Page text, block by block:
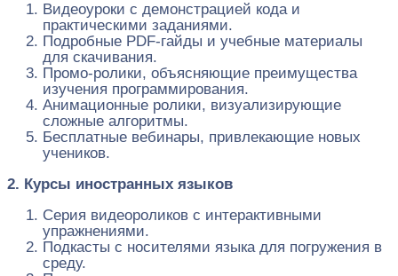
Видеоуроки с демонстрацией кода и
практическими заданиями.
Подробные PDF-гайды и учебные материалы
для скачивания.
Промо-ролики, объясняющие преимущества
изучения программирования.
Анимационные ролики, визуализирующие
сложные алгоритмы.
Бесплатные вебинары, привлекающие новых
учеников.
2. Курсы иностранных языков
Серия видеороликов с интерактивными
упражнениями.
Подкасты с носителями языка для погружения в
среду.